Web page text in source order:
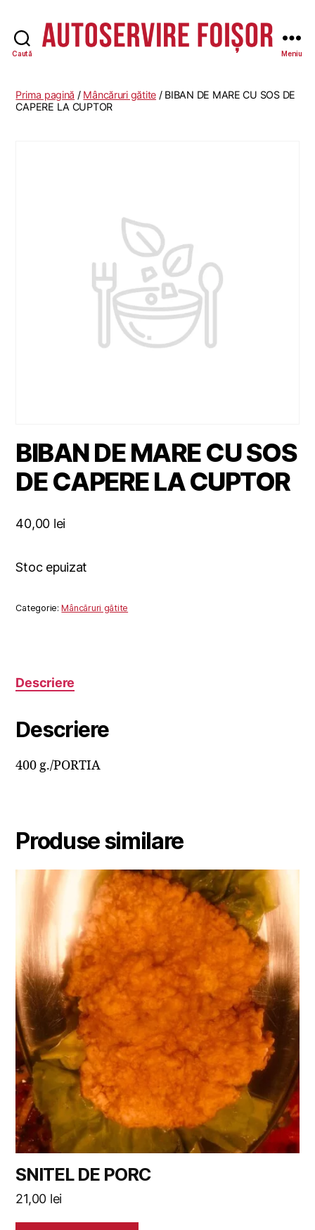
Caută Meniu
Prima pagină / Mâncăruri gătite / BIBAN DE MARE CU SOS DE
CAPERE LA CUPTOR
BIBAN DE MARE CU SOS
DE CAPERE LA CUPTOR
40,00 lei
Stoc epuizat
Categorie:Mâncăruri gătite
Descriere
Descriere
400 g./PORTIA
Produse similare
SNITEL DE PORC
21,00 lei